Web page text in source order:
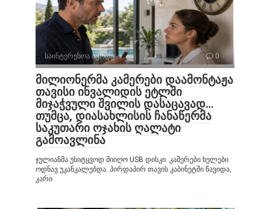
საინტერესოა იცოდე 0
მილიონერმა კამერები დაამონტაჟა
თავისი ინვალიდის ეტლში
მიჯაჭვული შვილის დასაცავად…
თუმცა, დიასახლისის ჩანაწერმა
საკუთარი ოჯახის ღალატი
გამოავლინა
ჯულიანმა უსიტყვოდ მიიღო USB დისკი. კამერები ხელები
ოდნავ უკანკალებდა. პირდაპირ თავის კაბინეტში წავიდა,
კარი